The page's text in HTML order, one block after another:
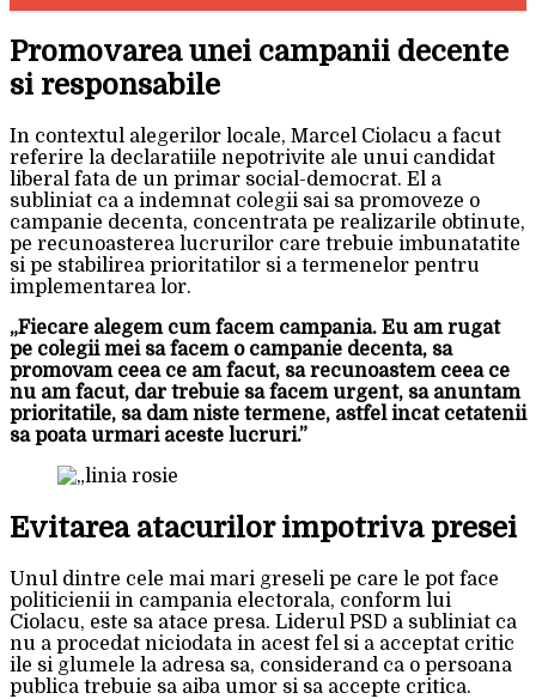
Promovarea unei campanii decente
si responsabile
In contextul alegerilor locale, Marcel Ciolacu a facut
referire la declaratiile nepotrivite ale unui candidat
liberal fata de un primar social-democrat. El a
subliniat ca a indemnat colegii sai sa promoveze o
campanie decenta, concentrata pe realizarile obtinute,
pe recunoasterea lucrurilor care trebuie imbunatatite
si pe stabilirea prioritatilor si a termenelor pentru
implementarea lor.
„Fiecare alegem cum facem campania. Eu am rugat
pe colegii mei sa facem o campanie decenta, sa
promovam ceea ce am facut, sa recunoastem ceea ce
nu am facut, dar trebuie sa facem urgent, sa anuntam
prioritatile, sa dam niste termene, astfel incat cetatenii
sa poata urmari aceste lucruri.”
Evitarea atacurilor impotriva presei
Unul dintre cele mai mari greseli pe care le pot face
politicienii in campania electorala, conform lui
Ciolacu, este sa atace presa. Liderul PSD a subliniat ca
nu a procedat niciodata in acest fel si a acceptat critic
ile si glumele la adresa sa, considerand ca o persoana
publica trebuie sa aiba umor si sa accepte critica.